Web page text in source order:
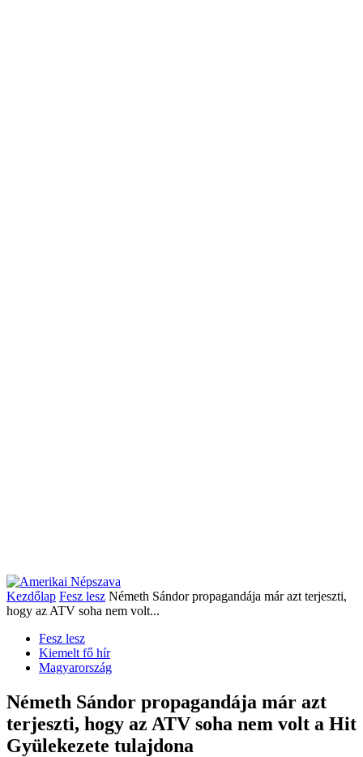
Kezdőlap Fesz lesz Németh Sándor propagandája már azt terjeszti,
hogy az ATV soha nem volt...
Fesz lesz
Kiemelt fő hír
Magyarország
Németh Sándor propagandája már azt
terjeszti, hogy az ATV soha nem volt a Hit
Gyülekezete tulajdona